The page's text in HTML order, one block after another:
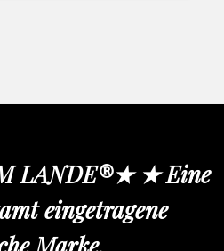
LANDE®★ ★ Eine
eingetragene